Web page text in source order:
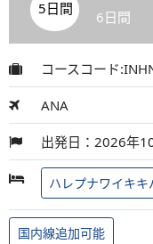
5日間 6日間
コースコード
ANA
出発日：2026年
ハレプナワイキ
国内線追加可能